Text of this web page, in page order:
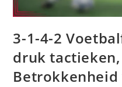
3-1-4-2
druk